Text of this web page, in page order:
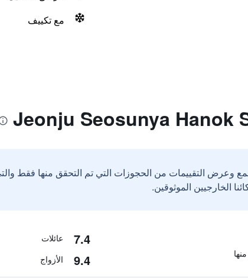
مع تكييف
وعرض التقييمات من الحجوزات التي تم التحقق منها فقط
7.4 عائلات
9.4 الأزواج